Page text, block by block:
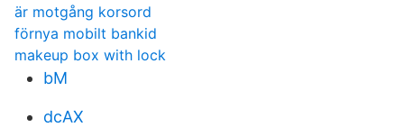
är motgång korsord
förnya mobilt bankid
makeup box with lock
bM
dcAX